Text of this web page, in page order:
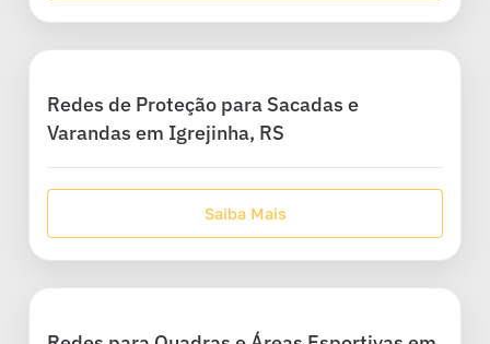
Redes de Proteção para Sacadas e
Varandas em Igrejinha, RS
Saiba Mais